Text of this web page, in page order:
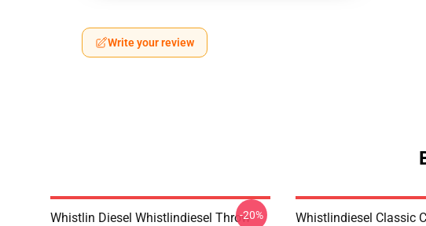
Write your review
Whistlin Diesel Whistlindiesel Throw-20%
Whistlindiesel Classic